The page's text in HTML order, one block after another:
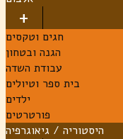
חגים וטקסים
הגנה ובטחון
עבודת השדה
בית ספר וטיולים
ילדים
פורטרטים
היסטוריה / גיאוגרפיה